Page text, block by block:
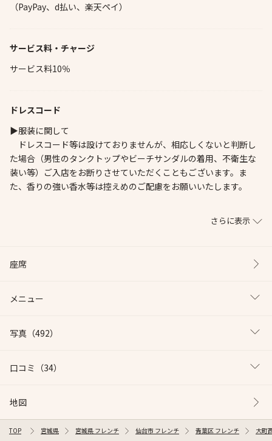
（PayPay、d払い、楽天ペイ）
サービス料・チャージ
サービス料10％
ドレスコード
▶服装に関して
ドレスコード等は設けておりませんが、相応しくないと判断し
た場合（男性のタンクトップやビーチサンダルの着用、不衛生な
装い等）ご入店をお断りさせていただくこともございます。ま
た、香りの強い香水等は控えめのご配慮をお願いいたします。
さらに表示
座席
メニュー
写真 （492）
口コミ （34）
地図
TOP 宮城県 宮城県 フレンチ 仙台市 フレンチ 青葉区 フレンチ 大町